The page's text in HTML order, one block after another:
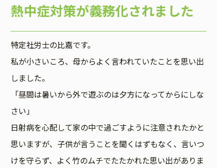
熱中症対策が義務化されました
特定社労士の比嘉です。
私が小さいころ、母からよく言われていたことを思い出
しました。
「昼間は暑いから外で遊ぶのは夕方になってからにしな
さい」
日射病を心配して家の中で過ごすように注意されたかと
思いますが、子供が言うことを聞くはずもなく、言いつ
けを守らず、よく竹のムチでたたかれた思い出がありま